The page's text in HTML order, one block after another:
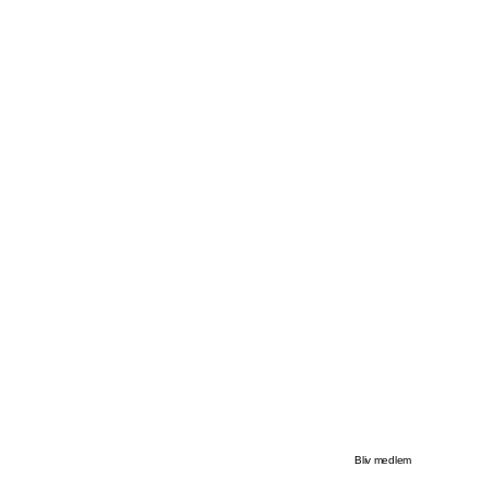
Bliv medlem